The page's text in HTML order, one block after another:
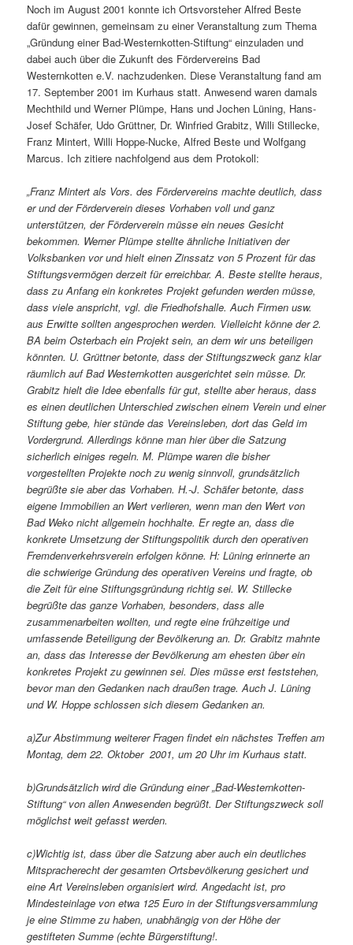
Noch im August 2001 konnte ich Ortsvorsteher Alfred Beste
dafür gewinnen, gemeinsam zu einer Veranstaltung zum Thema
„Gründung einer Bad-Westernkotten-Stiftung“ einzuladen und
dabei auch über die Zukunft des Fördervereins Bad
Westernkotten e.V. nachzudenken. Diese Veranstaltung fand am
17. September 2001 im Kurhaus statt. Anwesend waren damals
Mechthild und Werner Plümpe, Hans und Jochen Lüning, Hans-
Josef Schäfer, Udo Grüttner, Dr. Winfried Grabitz, Willi Stillecke,
Franz Mintert, Willi Hoppe-Nucke, Alfred Beste und Wolfgang
Marcus. Ich zitiere nachfolgend aus dem Protokoll:
„Franz Mintert als Vors. des Fördervereins machte deutlich, dass
er und der Förderverein dieses Vorhaben voll und ganz
unterstützen, der Förderverein müsse ein neues Gesicht
bekommen. Werner Plümpe stellte ähnliche Initiativen der
Volksbanken vor und hielt einen Zinssatz von 5 Prozent für das
Stiftungsvermögen derzeit für erreichbar. A. Beste stellte heraus,
dass zu Anfang ein konkretes Projekt gefunden werden müsse,
dass viele anspricht, vgl. die Friedhofshalle. Auch Firmen usw.
aus Erwitte sollten angesprochen werden. Vielleicht könne der 2.
BA beim Osterbach ein Projekt sein, an dem wir uns beteiligen
könnten. U. Grüttner betonte, dass der Stiftungszweck ganz klar
räumlich auf Bad Westernkotten ausgerichtet sein müsse. Dr.
Grabitz hielt die Idee ebenfalls für gut, stellte aber heraus, dass
es einen deutlichen Unterschied zwischen einem Verein und einer
Stiftung gebe, hier stünde das Vereinsleben, dort das Geld im
Vordergrund. Allerdings könne man hier über die Satzung
sicherlich einiges regeln. M. Plümpe waren die bisher
vorgestellten Projekte noch zu wenig sinnvoll, grundsätzlich
begrüßte sie aber das Vorhaben. H.-J. Schäfer betonte, dass
eigene Immobilien an Wert verlieren, wenn man den Wert von
Bad Weko nicht allgemein hochhalte. Er regte an, dass die
konkrete Umsetzung der Stiftungspolitik durch den operativen
Fremdenverkehrsverein erfolgen könne. H: Lüning erinnerte an
die schwierige Gründung des operativen Vereins und fragte, ob
die Zeit für eine Stiftungsgründung richtig sei. W. Stillecke
begrüßte das ganze Vorhaben, besonders, dass alle
zusammenarbeiten wollten, und regte eine frühzeitige und
umfassende Beteiligung der Bevölkerung an. Dr. Grabitz mahnte
an, dass das Interesse der Bevölkerung am ehesten über ein
konkretes Projekt zu gewinnen sei. Dies müsse erst feststehen,
bevor man den Gedanken nach draußen trage. Auch J. Lüning
und W. Hoppe schlossen sich diesem Gedanken an.
a)Zur Abstimmung weiterer Fragen findet ein nächstes Treffen am
Montag, dem 22. Oktober 2001, um 20 Uhr im Kurhaus statt.
b)Grundsätzlich wird die Gründung einer „Bad-Westernkotten-
Stiftung“ von allen Anwesenden begrüßt. Der Stiftungszweck soll
möglichst weit gefasst werden.
c)Wichtig ist, dass über die Satzung aber auch ein deutliches
Mitspracherecht der gesamten Ortsbevölkerung gesichert und
eine Art Vereinsleben organisiert wird. Angedacht ist, pro
Mindesteinlage von etwa 125 Euro in der Stiftungsversammlung
je eine Stimme zu haben, unabhängig von der Höhe der
gestifteten Summe (echte Bürgerstiftung!.